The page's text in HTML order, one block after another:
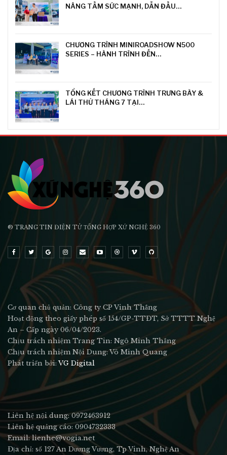
NÂNG TẦM SỨC MẠNH, DẪN ĐẦU…
CHƯƠNG TRÌNH MINIROADSHOW N500
SERIES – HÀNH TRÌNH ĐẾN…
TỔNG KẾT CHƯƠNG TRÌNH TRƯNG BÀY &
LÁI THỬ THÁNG 7 TẠI…
® TRANG TIN ĐIỆN TỬ ТỔNG HỢP XỨ NGHỆ 360
Cơ quan chủ quản: Công ty CP Vinh Thắng
Hoạt động theo giấy phép số 154/GP-TTĐT, Sở TTTT Nghệ
An – Cấp ngày 06/04/2023.
Chịu trách nhiệm Trang Tin: Ngô Minh Thắng
Chịu trách nhiệm Nội Dung: Võ Minh Quang
Phát triển bởi:VG Digital
Liên hệ nội dung: 0972463912
Liên hệ quảng cáo: 0904732333
Email: lienhe@vogia.net
Địa chỉ: số 127 An Dương Vương, Tp Vinh, Nghệ An